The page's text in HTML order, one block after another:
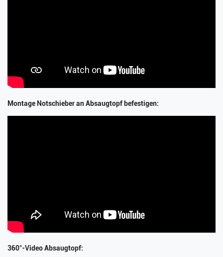
Montage Notschieber an Absaugtopf befestigen:
360°-Video Absaugtopf: